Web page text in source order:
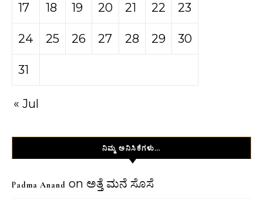
17 18 19 20 21 22 23
24 25 26 27 28 29 30
31
« Jul
ನಿಮ್ಮ ಅನಿಸಿಕೆಗಳು…
Padma Anand on ಅತ್ತೆ ಮನೆ ಸೊಸೆ